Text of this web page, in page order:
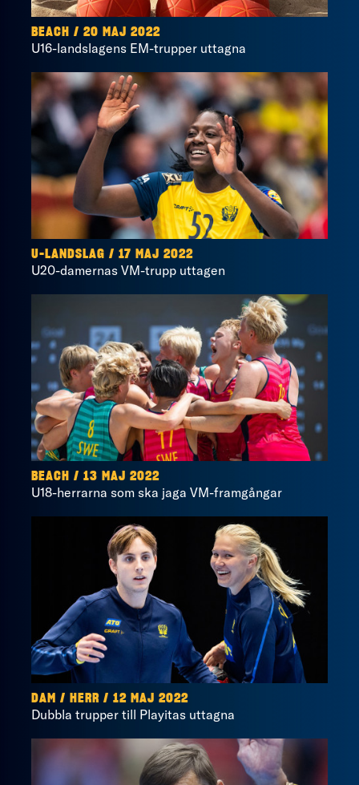
BEACH / 20 MAJ 2022
U16-landslagens EM-trupper uttagna
U-LANDSLAG / 17 MAJ 2022
U20-damernas VM-trupp uttagen
BEACH / 13 MAJ 2022
U18-herrarna som ska jaga VM-framgångar
DAM / HERR / 12 MAJ 2022
Dubbla trupper till Playitas uttagna